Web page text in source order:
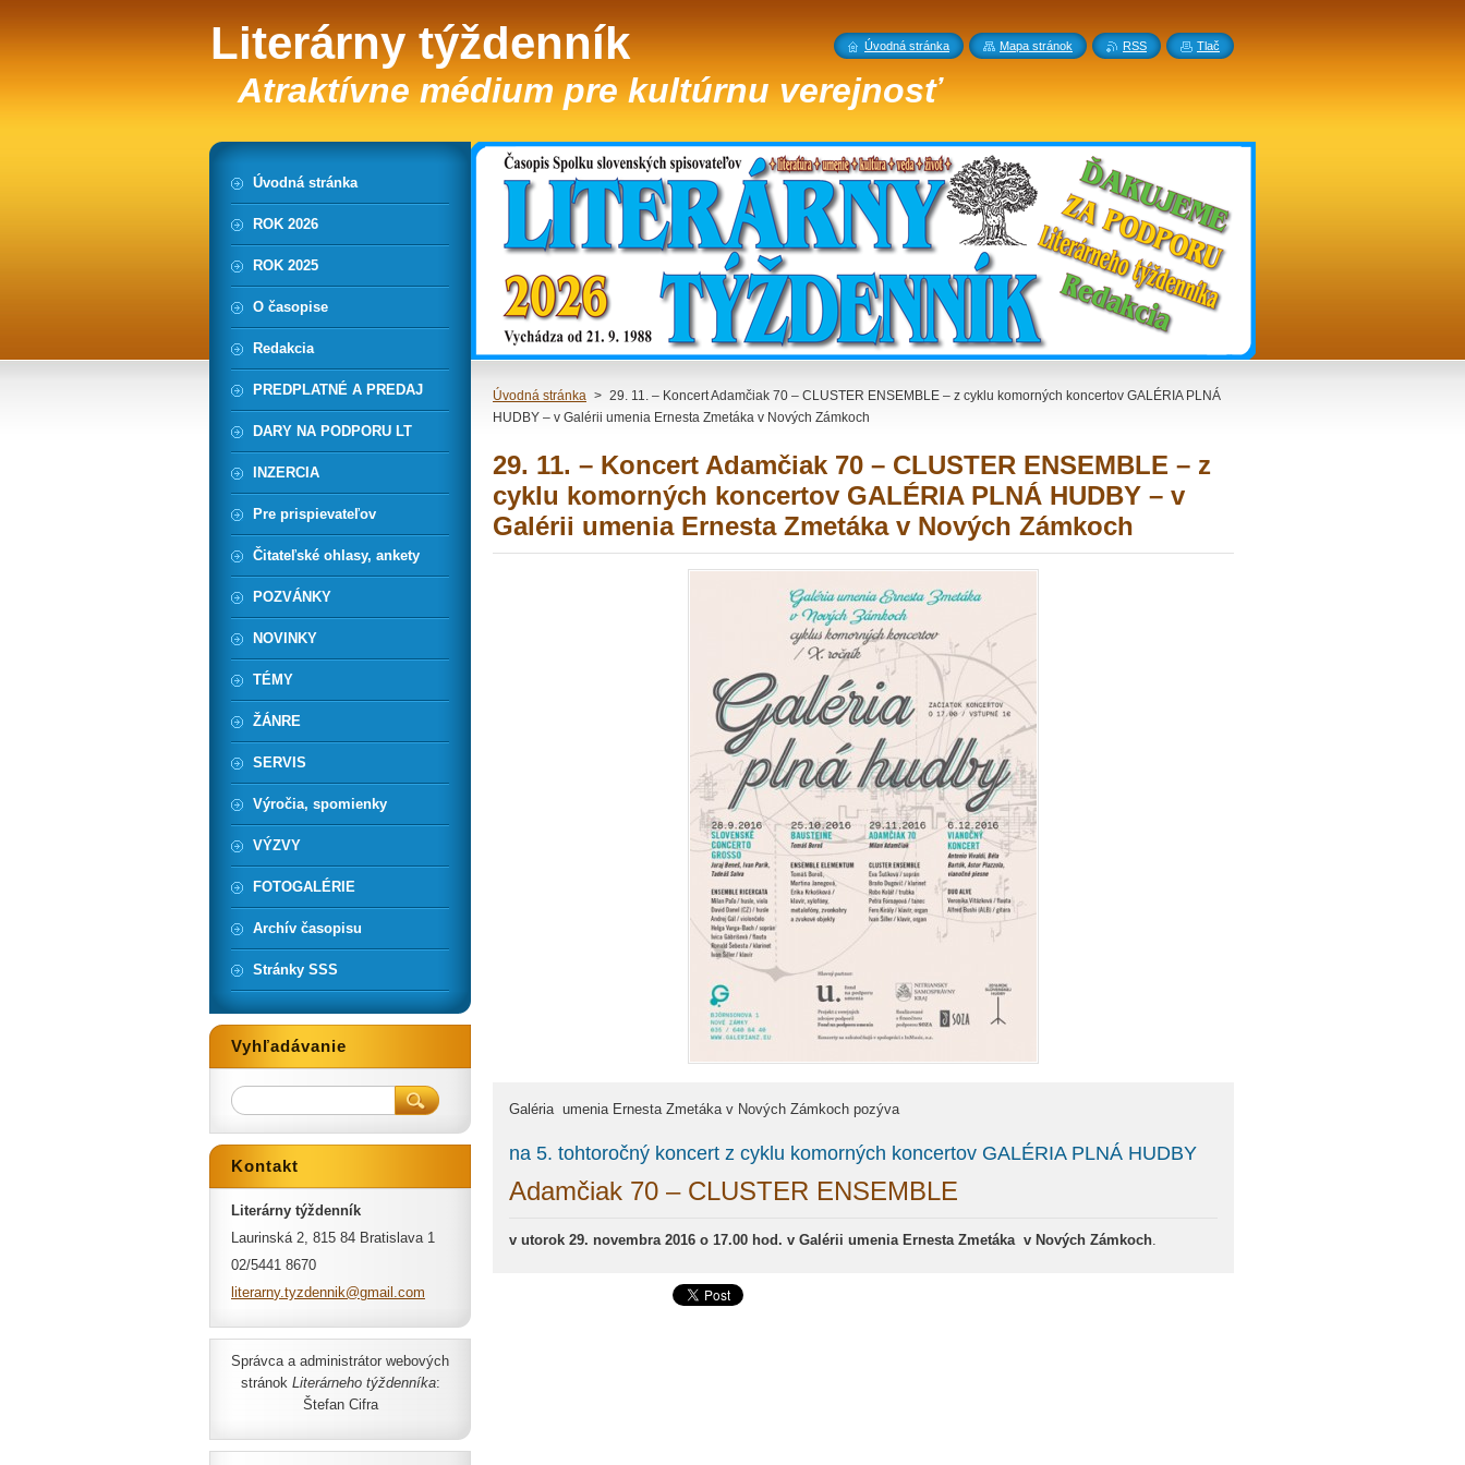
Literárny týždenník
Atraktívne médium pre kultúrnu verejnosť
Úvodná stránka > 29. 11. – Koncert Adamčiak 70 – CLUSTER ENSEMBLE – z cyklu komorných koncertov GALÉRIA PLNÁ
HUDBY – v Galérii umenia Ernesta Zmetáka v Nových Zámkoch
29. 11. – Koncert Adamčiak 70 – CLUSTER ENSEMBLE – z
cyklu komorných koncertov GALÉRIA PLNÁ HUDBY – v
Galérii umenia Ernesta Zmetáka v Nových Zámkoch
Galéria umenia Ernesta Zmetáka v Nových Zámkoch pozýva
na 5. tohtoročný koncert z cyklu komorných koncertov GALÉRIA PLNÁ HUDBY
Adamčiak 70 – CLUSTER ENSEMBLE
v utorok 29. novembra 2016 o 17.00 hod. v Galérii umenia Ernesta Zmetáka v Nových Zámkoch.
Úvodná stránka
ROK 2026
ROK 2025
O časopise
Redakcia
PREDPLATNÉ A PREDAJ
DARY NA PODPORU LT
INZERCIA
Pre prispievateľov
Čitateľské ohlasy, ankety
POZVÁNKY
NOVINKY
TÉMY
ŽÁNRE
SERVIS
Výročia, spomienky
VÝZVY
FOTOGALÉRIE
Archív časopisu
Stránky SSS
Vyhľadávanie
Kontakt
Literárny týždenník
Laurinská 2, 815 84 Bratislava 1
02/5441 8670
literarny.tyzdennik@gmai l.com
Správca a administrátor webových
stránok Literárneho týždenníka:
Štefan Cifra
Úvodná stránka Mapa stránok RSS Tlač